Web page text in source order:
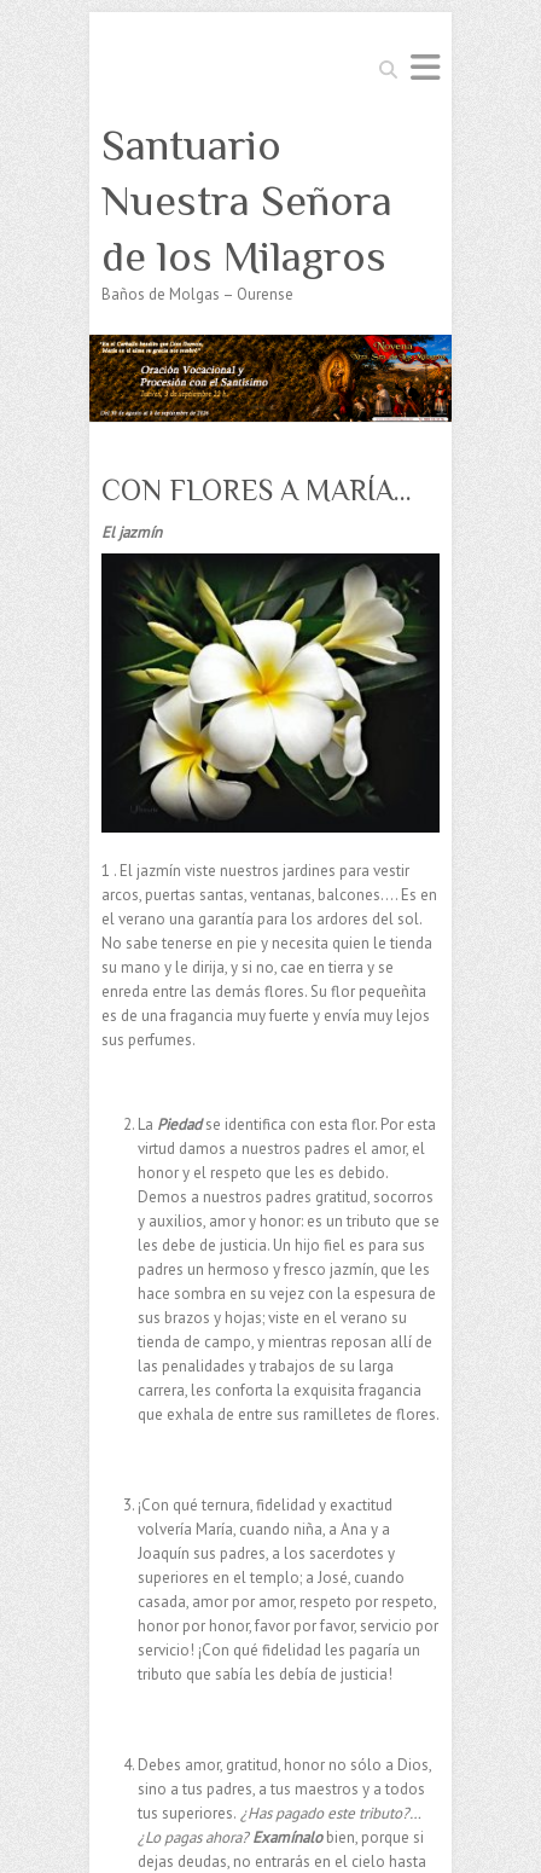
Buscar
Santuario
Nuestra Señora
de los Milagros
Baños de Molgas – Ourense
CON FLORES A MARÍA…
El jazmín
1 . El jazmín viste nuestros jardines para vestir
arcos, puertas santas, ventanas, balcones…. Es en
el verano una garantía para los ardores del sol.
No sabe tenerse en pie y necesita quien le tienda
su mano y le dirija, y si no, cae en tierra y se
enreda entre las demás flores. Su flor pequeñita
es de una fragancia muy fuerte y envía muy lejos
sus perfumes.
La Piedad se identifica con esta flor. Por esta
virtud damos a nuestros padres el amor, el
honor y el respeto que les es debido.
Demos a nuestros padres gratitud, socorros
y auxilios, amor y honor: es un tributo que se
les debe de justicia. Un hijo fiel es para sus
padres un hermoso y fresco jazmín, que les
hace sombra en su vejez con la espesura de
sus brazos y hojas; viste en el verano su
tienda de campo, y mientras reposan allí de
las penalidades y trabajos de su larga
carrera, les conforta la exquisita fragancia
que exhala de entre sus ramilletes de flores.
¡Con qué ternura, fidelidad y exactitud
volvería María, cuando niña, a Ana y a
Joaquín sus padres, a los sacerdotes y
superiores en el templo; a José, cuando
casada, amor por amor, respeto por respeto,
honor por honor, favor por favor, servicio por
servicio! ¡Con qué fidelidad les pagaría un
tributo que sabía les debía de justicia!
Debes amor, gratitud, honor no sólo a Dios,
sino a tus padres, a tus maestros y a todos
tus superiores. ¿Has pagado este tributo?…
¿Lo pagas ahora?Examínalo bien, porque si
dejas deudas, no entrarás en el cielo hasta